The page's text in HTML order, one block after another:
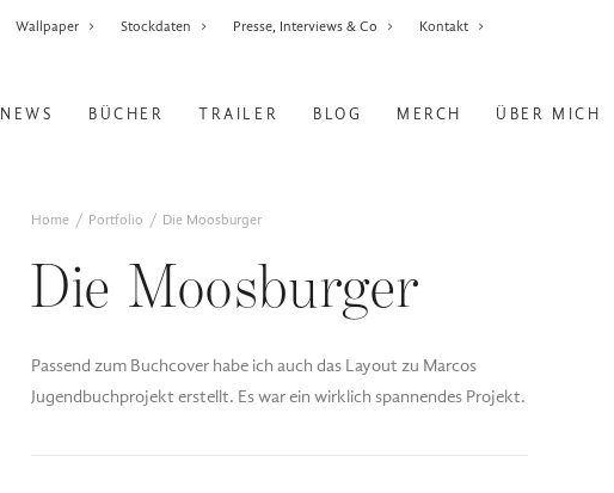
Wallpaper Stockdaten Presse, Interviews & Co Kontakt
NEWS BÜCHER TRAILER BLOG MERCH ÜBER MICH
Home Portfolio Die Moosburger
Die Moosburger
Passend zum Buchcover habe ich auch das Layout zu Marcos
Jugendbuchprojekt erstellt. Es war ein wirklich spannendes Projekt.